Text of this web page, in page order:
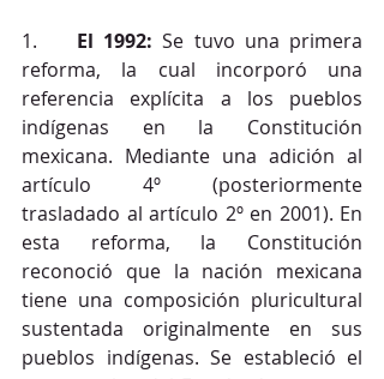
1. El 1992: Se tuvo una primera
reforma, la cual incorporó una
referencia explícita a los pueblos
indígenas en la Constitución
mexicana. Mediante una adición al
artículo 4º (posteriormente
trasladado al artículo 2º en 2001). En
esta reforma, la Constitución
reconoció que la nación mexicana
tiene una composición pluricultural
sustentada originalmente en sus
pueblos indígenas. Se estableció el